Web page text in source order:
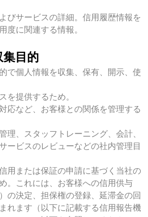
びサービスの詳細。 信用履歴情報を
度に関連する情報。
目的
で個人情報を収集、保有、開示、使
を提供するため。
応など、お客様との関係を管理する
理、スタッフトレーニング、会計、
ービスのレビューなどの社内管理目
用または保証の申請に基づく当社の
。これには、お客様への信用供与
の決定、担保権の登録、延滞金の回
れます（以下に記載する信用報告機